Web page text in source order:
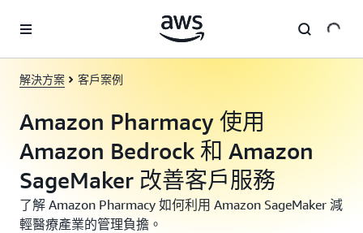
解決方案 客戶案例
Amazon Pharmacy 使用
Amazon Bedrock 和 Amazon
SageMaker 改善客戶服務
了解 Amazon Pharmacy 如何利用 Amazon SageMaker 減
輕醫療產業的管理負擔。